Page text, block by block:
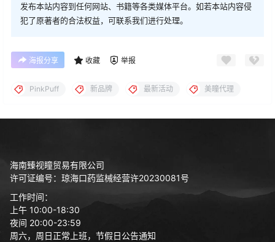
发布本站内容到任何网站、书籍等各类媒体平台。如若本站内容侵
犯了原著者的合法权益，可联系我们进行处理。
海报分享 收藏 举报
PinkPuff 新品牌 最新活动 美瞳代理
海南臻视瞳贸易有限公司
许可证编号：琼海口药监械经营许20230081号
工作时间：
上午 10:00-18:30
夜间 20:00-23:59
周六，周日正常上班，节假日公告通知